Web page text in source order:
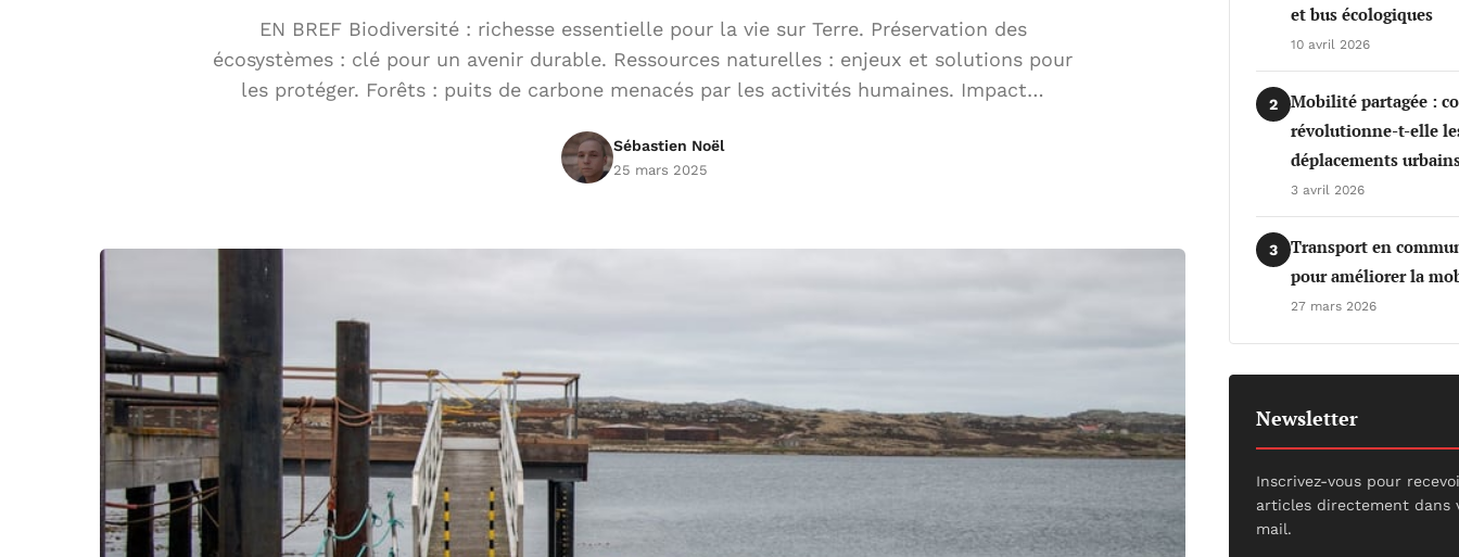
EN BREF Biodiversité : richesse essentielle pour la vie sur Terre. Préservation des
écosystèmes : clé pour un avenir durable. Ressources naturelles : enjeux et solutions pour
les protéger. Forêts : puits de carbone menacés par les activités humaines. Impact…
Sébastien Noël
25 mars 2025
et bus écologiques
10 avril 2026
2
Mobilité partagée :
révolutionne-t-elle
déplacements
3 avril 2026
3
Transport en
pour améliorer la
27 mars 2026
Newsletter
Inscrivez-vous pour
articles directement dans
mail.